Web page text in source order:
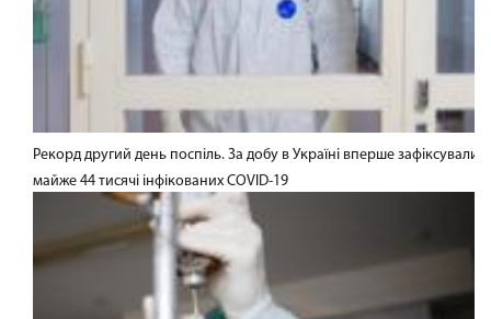
Рекорд другий день поспіль. За добу в Україні вперше зафіксували
майже 44 тисячі інфікованих COVID-19